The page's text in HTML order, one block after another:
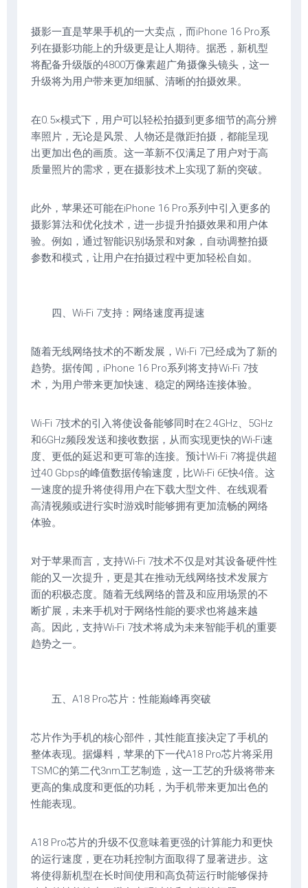
摄影一直是苹果手机的一大卖点，而iPhone 16 Pro系
列在摄影功能上的升级更是让人期待。据悉，新机型
将配备升级版的4800万像素超广角摄像头镜头，这一
升级将为用户带来更加细腻、清晰的拍摄效果。
在0.5×模式下，用户可以轻松拍摄到更多细节的高分辨
率照片，无论是风景、人物还是微距拍摄，都能呈现
出更加出色的画质。这一革新不仅满足了用户对于高
质量照片的需求，更在摄影技术上实现了新的突破。
此外，苹果还可能在iPhone 16 Pro系列中引入更多的
摄影算法和优化技术，进一步提升拍摄效果和用户体
验。例如，通过智能识别场景和对象，自动调整拍摄
参数和模式，让用户在拍摄过程中更加轻松自如。
四、Wi-Fi 7支持：网络速度再提速
随着无线网络技术的不断发展，Wi-Fi 7已经成为了新的
趋势。据传闻，iPhone 16 Pro系列将支持Wi-Fi 7技
术，为用户带来更加快速、稳定的网络连接体验。
Wi-Fi 7技术的引入将使设备能够同时在2.4GHz、5GHz
和6GHz频段发送和接收数据，从而实现更快的Wi-Fi速
度、更低的延迟和更可靠的连接。预计Wi-Fi 7将提供超
过40 Gbps的峰值数据传输速度，比Wi-Fi 6E快4倍。这
一速度的提升将使得用户在下载大型文件、在线观看
高清视频或进行实时游戏时能够拥有更加流畅的网络
体验。
对于苹果而言，支持Wi-Fi 7技术不仅是对其设备硬件性
能的又一次提升，更是其在推动无线网络技术发展方
面的积极态度。随着无线网络的普及和应用场景的不
断扩展，未来手机对于网络性能的要求也将越来越
高。因此，支持Wi-Fi 7技术将成为未来智能手机的重要
趋势之一。
五、A18 Pro芯片：性能巅峰再突破
芯片作为手机的核心部件，其性能直接决定了手机的
整体表现。据爆料，苹果的下一代A18 Pro芯片将采用
TSMC的第二代3nm工艺制造，这一工艺的升级将带来
更高的集成度和更低的功耗，为手机带来更加出色的
性能表现。
A18 Pro芯片的升级不仅意味着更强的计算能力和更快
的运行速度，更在功耗控制方面取得了显著进步。这
将使得新机型在长时间使用和高负荷运行时能够保持